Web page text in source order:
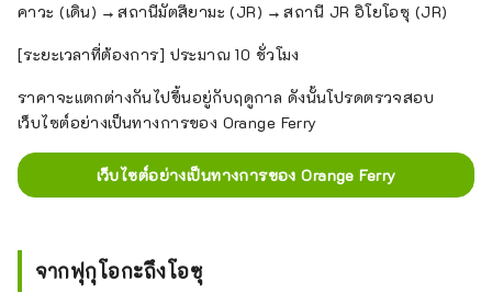
คาวะ (เดิน) → สถานีมัตสึยามะ (JR) → สถานี JR อิโยโอซุ (JR)
[ระยะเวลาที่ต้องการ] ประมาณ 10 ชั่วโมง
ราคาจะแตกต่างกันไปขึ้นอยู่กับฤดูกาล ดังนั้นโปรดตรวจสอบ
เว็บไซต์อย่างเป็นทางการของ Orange Ferry
เว็บไซต์อย่างเป็นทางการของ Orange Ferry
จากฟุกุโอกะถึงโอซุ